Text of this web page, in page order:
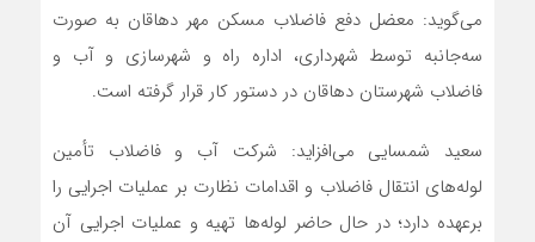
می‌گوید: معضل دفع فاضلاب مسکن مهر دهاقان به صورت
سه‌جانبه توسط شهرداری، اداره راه و شهرسازی و آب و
فاضلاب شهرستان دهاقان در دستور کار قرار گرفته است.
سعید شمسایی می‌افزاید: شرکت آب و فاضلاب تأمین
لوله‌های انتقال فاضلاب و اقدامات نظارت بر عملیات اجرایی را
برعهده دارد؛ در حال حاضر لوله‌ها تهیه و عملیات اجرایی آن